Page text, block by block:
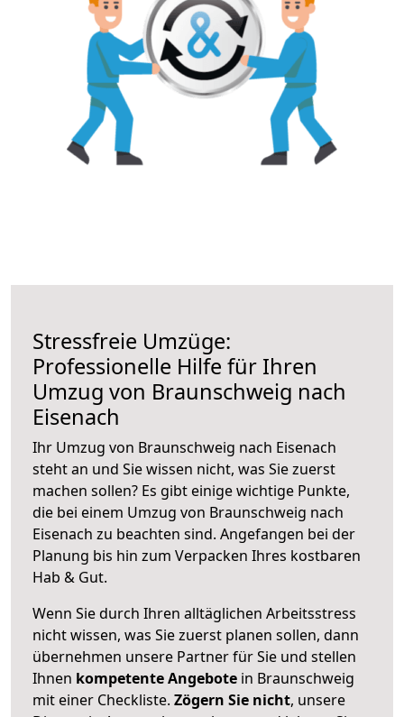
Stressfreie Umzüge:
Professionelle Hilfe für Ihren
Umzug von Braunschweig nach
Eisenach
Ihr Umzug von Braunschweig nach Eisenach
steht an und Sie wissen nicht, was Sie zuerst
machen sollen? Es gibt einige wichtige Punkte,
die bei einem Umzug von Braunschweig nach
Eisenach zu beachten sind. Angefangen bei der
Planung bis hin zum Verpacken Ihres kostbaren
Hab & Gut.
Wenn Sie durch Ihren alltäglichen Arbeitsstress
nicht wissen, was Sie zuerst planen sollen, dann
übernehmen unsere Partner für Sie und stellen
Ihnen kompetente Angebote in Braunschweig
mit einer Checkliste. Zögern Sie nicht, unsere